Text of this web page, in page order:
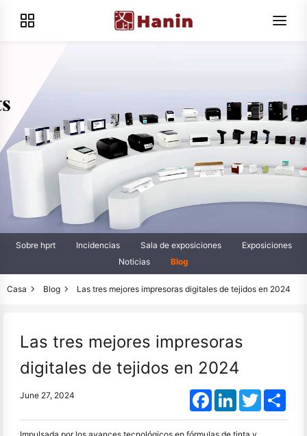
Sobre hprt Incidencias Sala de exposiciones
Exposiciones
Noticias
Blog
Casa Blog Las tres mejores impresoras digitales de tejidos en 2024
Las tres mejores impresoras
digitales de tejidos en 2024
June 27, 2024 FacebookLinkedInTwitter